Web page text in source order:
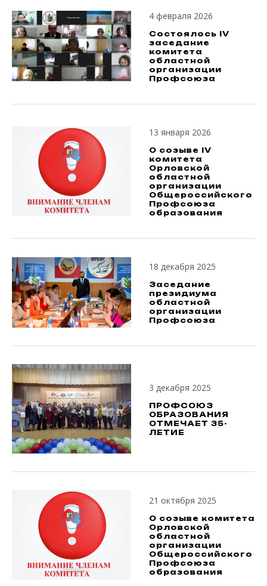
4 февраля 2026
Состоялось IV
заседание
комитета
областной
организации
Профсоюза
13 января 2026
О созыве IV
комитета
Орловской
областной
организации
Общероссийского
Профсоюза
образования
18 декабря 2025
Заседание
президиума
областной
организации
Профсоюза
3 декабря 2025
ПРОФСОЮЗ
ОБРАЗОВАНИЯ
ОТМЕЧАЕТ 35-
ЛЕТИЕ
21 октября 2025
О созыве комитета
Орловской
областной
организации
Общероссийского
Профсоюза
образования